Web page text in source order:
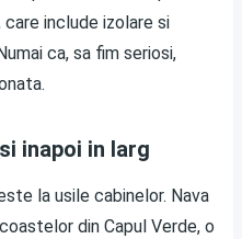
care include izolare si
ca, sa fim seriosi,
inapoi in larg
la usile cabinelor. Nava
din Capul Verde, o